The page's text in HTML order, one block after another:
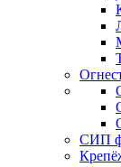
СИП